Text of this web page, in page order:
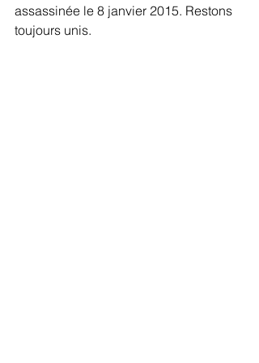
assassinée le 8 janvier 2015. Restons
toujours unis.